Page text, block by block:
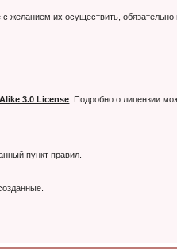
желанием их осуществить,
3.0 License . Подробно о лицензии
пункт правил.